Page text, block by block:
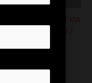
/ 282302F300 / KIA
/ D4HA – TURBO /